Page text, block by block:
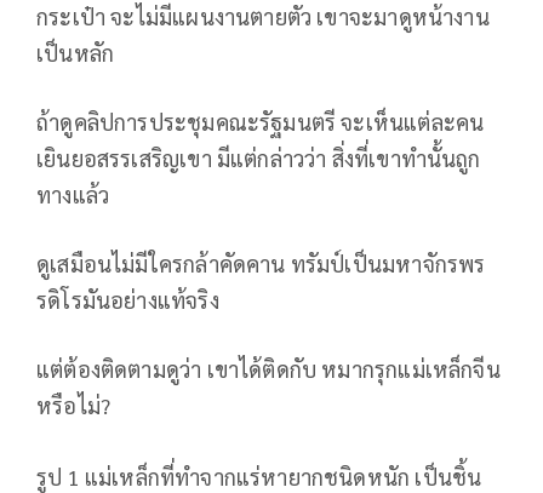
กระเป๋า จะไม่มีแผนงานตายตัว เขาจะมาดูหน้างาน
เป็นหลัก
ถ้าดูคลิปการประชุมคณะรัฐมนตรี จะเห็นแต่ละคน
เยินยอสรรเสริญเขา มีแต่กล่าวว่า สิ่งที่เขาทำนั้นถูก
ทางแล้ว
ดูเสมือนไม่มีใครกล้าคัดคาน ทรัมป์เป็นมหาจักรพร
รดิโรมันอย่างแท้จริง
แต่ต้องติดตามดูว่า เขาได้ติดกับ หมากรุกแม่เหล็กจีน
หรือไม่?
รูป 1 แม่เหล็กที่ทำจากแร่หายากชนิดหนัก เป็นชิ้น